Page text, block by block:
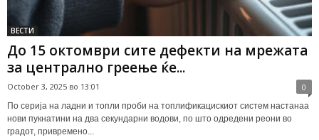
ВЕСТИ
До 15 октомври сите дефекти на мрежата
за централно греење ќе...
October 3, 2025 во 13:01 0
По серија на ладни и топли проби на топлификацискиот систем настанаа
нови пукнатини на два секундарни водови, по што одредени реони во
градот, привремено...